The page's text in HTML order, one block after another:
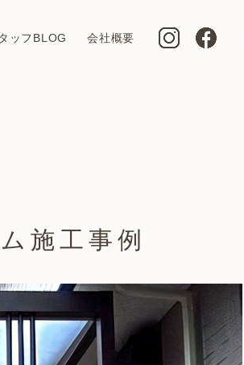
ッフBLOG 会社概要
施工事例